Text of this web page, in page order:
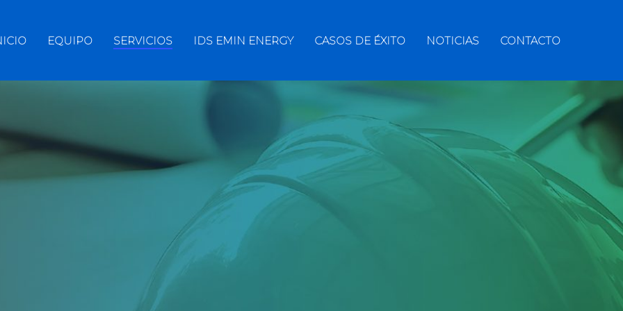
EQUIPO SERVICIOS IDS EMIN ENERGY CASOS DE ÉXITO NOTICIAS CONTACTO